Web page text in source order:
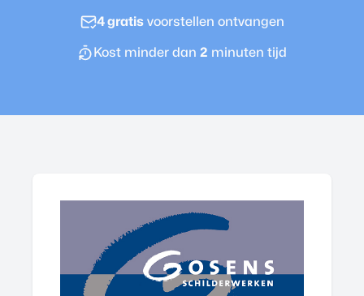
4 gratisvoorstellen ontvangen
Kost minder dan 2 minuten tijd